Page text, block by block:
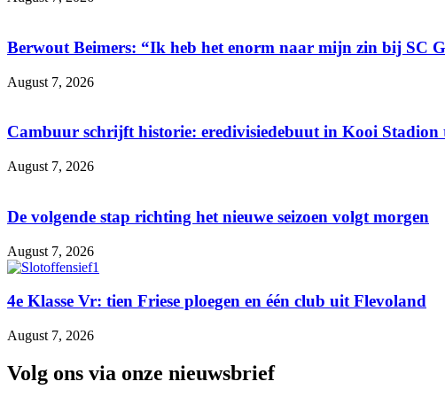
Berwout Beimers: “Ik heb het enorm naar mijn zin bij SC
August 7, 2026
Cambuur schrijft historie: eredivisiedebuut in Kooi Stadion
August 7, 2026
De volgende stap richting het nieuwe seizoen volgt morgen
August 7, 2026
4e Klasse Vr: tien Friese ploegen en één club uit Flevoland
August 7, 2026
Volg ons via onze nieuwsbrief